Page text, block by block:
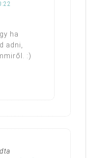
ha
adni,
:)